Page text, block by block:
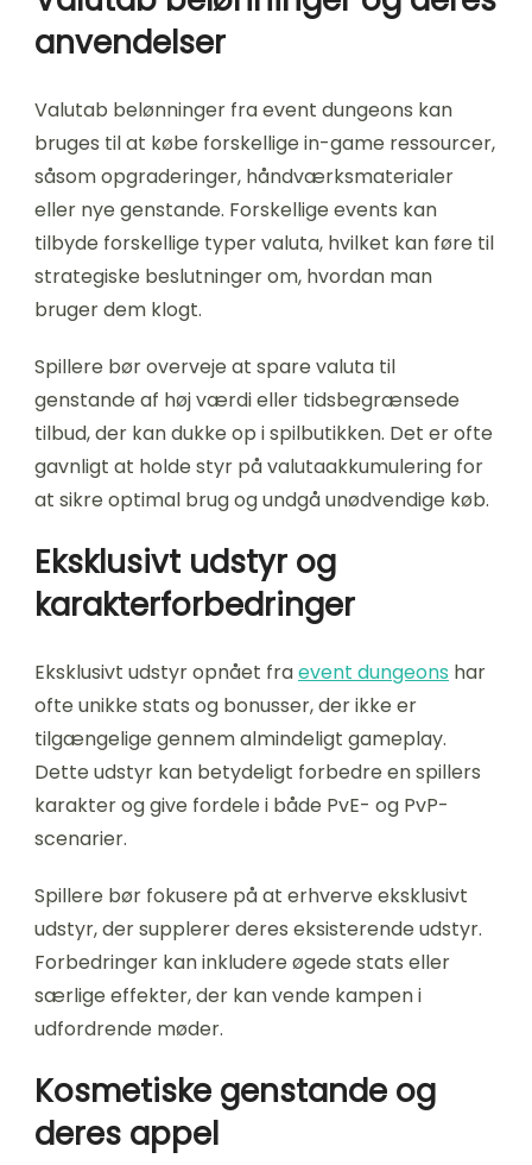
anvendelser
Valutab belønninger fra event dungeons kan
bruges til at købe forskellige in-game ressourcer,
såsom opgraderinger, håndværksmaterialer
eller nye genstande. Forskellige events kan
tilbyde forskellige typer valuta, hvilket kan føre til
strategiske beslutninger om, hvordan man
bruger dem klogt.
Spillere bør overveje at spare valuta til
genstande af høj værdi eller tidsbegrænsede
tilbud, der kan dukke op i spilbutikken. Det er ofte
gavnligt at holde styr på valutaakkumulering for
at sikre optimal brug og undgå unødvendige køb.
Eksklusivt udstyr og
karakterforbedringer
Eksklusivt udstyr opnået fraevent dungeons har
ofte unikke stats og bonusser, der ikke er
tilgængelige gennem almindeligt gameplay.
Dette udstyr kan betydeligt forbedre en spillers
karakter og give fordele i både PvE- og PvP-
scenarier.
Spillere bør fokusere på at erhverve eksklusivt
udstyr, der supplerer deres eksisterende udstyr.
Forbedringer kan inkludere øgede stats eller
særlige effekter, der kan vende kampen i
udfordrende møder.
Kosmetiske genstande og
deres appel